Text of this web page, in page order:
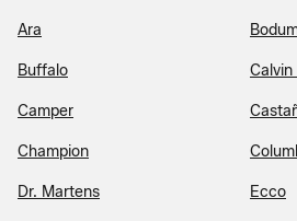
Ara
Buffalo Calvin
Camper
Champion
Dr. Martens Ecco